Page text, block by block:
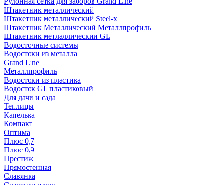
Штакетник металлический
Штакетник металлический Steel-x
Штакетник Металлический Металлпрофиль
Штакетник метлаллический GL
Водосточные системы
Водостоки из металла
Grand Line
Металлпрофиль
Водостоки из пластика
Водосток GL пластиковый
Для дачи и сада
Теплицы
Капелька
Компакт
Оптима
Плюс 0,7
Плюс 0,9
Престиж
Прямостенная
Славянка